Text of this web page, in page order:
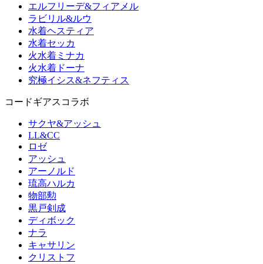
エルフリーデ&フィアメル
ラビリル&ルウ
水着ヘスティア
水着セッカ
火水着ミナカ
火水着ドーナ
究極イシス&ネフティス
コードギアスコラボ
サクヤ&アッシュ
LL&CC
ロゼ
アッシュ
アーノルド
琉高ハルカ
物部勲
黒戸剣成
ディボック
ナラ
キャサリン
クリストフ